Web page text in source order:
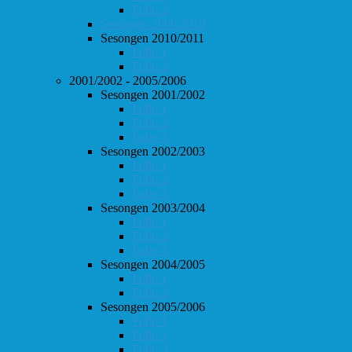
Follo 2
Sesongen 2009/2010
Sesongen 2010/2011
Follo 1
Follo 2
2001/2002 - 2005/2006
Sesongen 2001/2002
Follo 1
Follo 2
Follo 3
Sesongen 2002/2003
Follo 1
Follo 2
Follo 3
Sesongen 2003/2004
Follo 1
Follo 2
Follo 3
Sesongen 2004/2005
Follo 1
Follo 2
Sesongen 2005/2006
Follo 1
Follo 2
Follo 3